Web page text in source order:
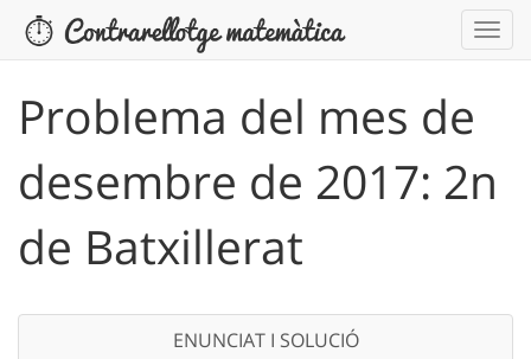
Problema del mes de
desembre de 2017: 2n
de Batxillerat
ENUNCIAT I SOLUCIÓ